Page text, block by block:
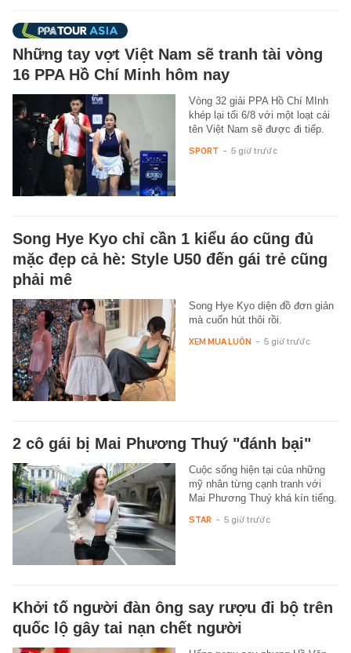
Những tay vợt Việt Nam sẽ tranh tài vòng
16 PPA Hồ Chí Minh hôm nay
Vòng 32 giải PPA Hồ Chí MInh
khép lại tối 6/8 với một loạt cái
tên Việt Nam sẽ được đi tiếp.
SPORT - 5 giờ trước
Song Hye Kyo chỉ cần 1 kiểu áo cũng đủ
mặc đẹp cả hè: Style U50 đến gái trẻ cũng
phải mê
Song Hye Kyo diện đồ đơn giản
mà cuốn hút thôi rồi.
XEM MUA LUÔN - 5 giờ trước
2 cô gái bị Mai Phương Thuý "đánh bại"
Cuộc sống hiện tại của những
mỹ nhân từng cạnh tranh với
Mai Phương Thuý khá kín tiếng.
STAR - 5 giờ trước
Khởi tố người đàn ông say rượu đi bộ trên
quốc lộ gây tai nạn chết người